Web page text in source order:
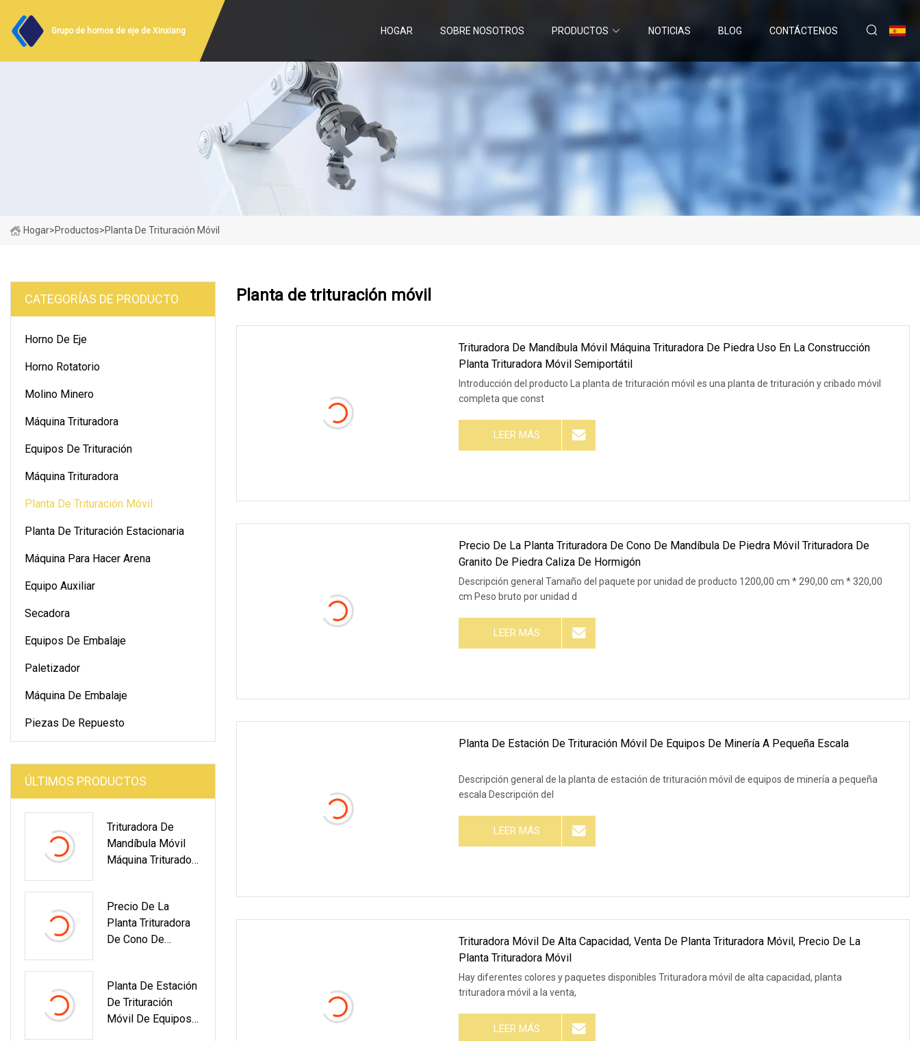
Grupo de hornos de eje de Xinxiang HOGAR SOBRE NOSOTROS PRODUCTOS NOTICIAS BLOG CONTÁCTENOS
Hogar>Productos>Planta De Trituración Móvil
CATEGORÍAS DE PRODUCTO
Horno De Eje
Horno Rotatorio
Molino Minero
Máquina Trituradora
Equipos De Trituración
Máquina Trituradora
Planta De Trituración Móvil
Planta De Trituración Estacionaria
Máquina Para Hacer Arena
Equipo Auxiliar
Secadora
Equipos De Embalaje
Paletizador
Máquina De Embalaje
Piezas De Repuesto
ÚLTIMOS PRODUCTOS
Trituradora De
Mandíbula Móvil
Máquina Trituradora
Planta Trituradora
Móvil Semiportátil
Precio De La
Planta Trituradora
De Cono De
Trituradora De
Granito De Piedra
Caliza De
Planta De Estación
De Trituración
Móvil De Equipos
Planta de trituración móvil
Trituradora De Mandíbula Móvil Máquina Trituradora De Piedra Uso En La Construcción
Planta Trituradora Móvil Semiportátil
Introducción del producto La planta de trituración móvil es una planta de trituración y cribado móvil
completa que const
LEER MÁS
Precio De La Planta Trituradora De Cono De Mandíbula De Piedra Móvil Trituradora De
Granito De Piedra Caliza De Hormigón
Descripción general Tamaño del paquete por unidad de producto 1200,00 cm * 290,00 cm * 320,00
cm Peso bruto por unidad d
LEER MÁS
Planta De Estación De Trituración Móvil De Equipos De Minería A Pequeña Escala
Descripción general de la planta de estación de trituración móvil de equipos de minería a pequeña
escala Descripción del
LEER MÁS
Trituradora Móvil De Alta Capacidad, Venta De Planta Trituradora Móvil, Precio De La
Planta Trituradora Móvil
Hay diferentes colores y paquetes disponibles Trituradora móvil de alta capacidad, planta
trituradora móvil a la venta,
LEER MÁS